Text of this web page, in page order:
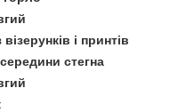
візерунків і принтів
стегна